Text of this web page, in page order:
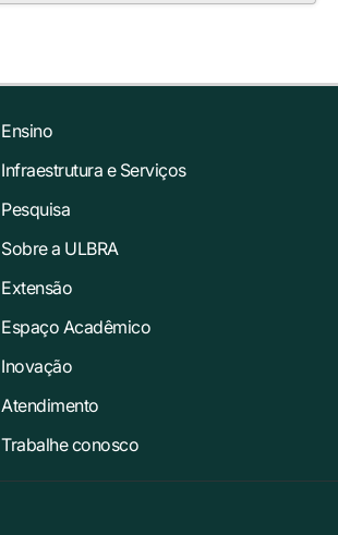
Ensino
Infraestrutura e Serviços
Pesquisa
Sobre a ULBRA
Extensão
Espaço Acadêmico
Inovação
Atendimento
Trabalhe conosco